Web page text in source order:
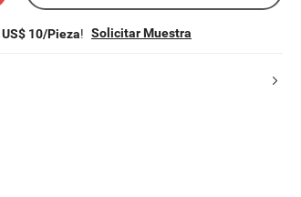
US$ 10/Pieza! Solicitar Muestra